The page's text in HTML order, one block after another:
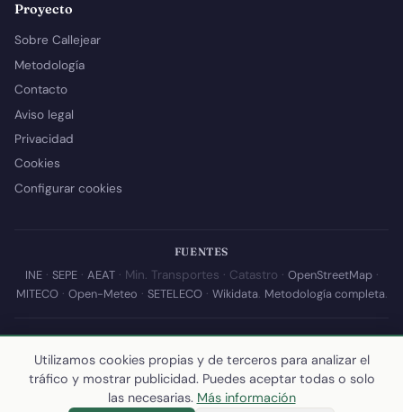
Proyecto
Sobre Callejear
Metodología
Contacto
Aviso legal
Privacidad
Cookies
Configurar cookies
FUENTES
INE· SEPE· AEAT· Min. Transportes · Catastro · OpenStreetMap·
MITECO· Open-Meteo · SETELECO· Wikidata. Metodología completa.
© 2026 Callejear.com — Directorio municipal de España con datos
abiertos. Desarrollado y mantenido porYoel Castaño.
Última actualización de esta página:10 de julio de 2026
Utilizamos cookies propias y de terceros para analizar el
tráfico y mostrar publicidad. Puedes aceptar todas o solo
las necesarias. Más información